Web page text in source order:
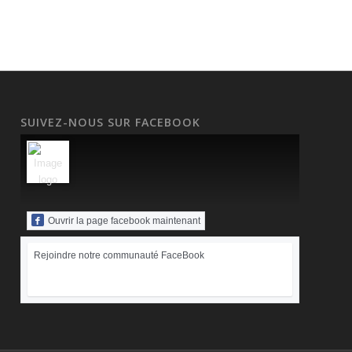
SUIVEZ-NOUS SUR FACEBOOK
Ouvrir la page facebook maintenant
Rejoindre notre communauté FaceBook